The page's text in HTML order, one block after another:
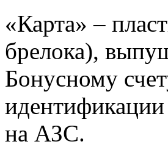
«Карта» –
брелока),
Бонусному
на АЗС.